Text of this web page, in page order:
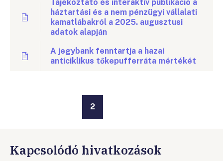
Tájékoztató és interaktív publikáció a
háztartási és a nem pénzügyi vállalati
kamatlábakról a 2025. augusztusi
adatok alapján
A jegybank fenntartja a hazai
anticiklikus tőkepufferráta mértékét
2
Kapcsolódó hivatkozások